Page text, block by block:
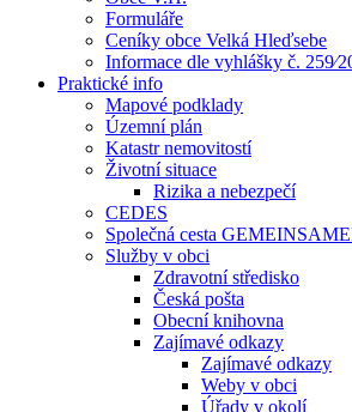
Formuláře
Ceníky obce Velká Hleďsebe
Informace dle vyhlášky č.
Praktické info
Mapové podklady
Územní plán
Katastr nemovitostí
Životní situace
Rizika a nebezpečí
CEDES
Společná cesta
Služby v obci
Zdravotní středisko
Česká pošta
Obecní knihovna
Zajímavé odkazy
Zajímavé odkazy
Weby v obci
Úřady v okolí